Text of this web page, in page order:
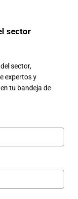
sector
sector,
expertos y
tu bandeja de